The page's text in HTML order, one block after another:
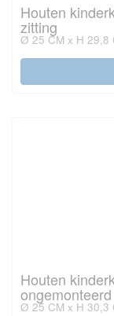
Houten
zitting
Ø 25 CM x H 29,8
Houten
ongemonteerd
Ø 25 CM x H 30,3